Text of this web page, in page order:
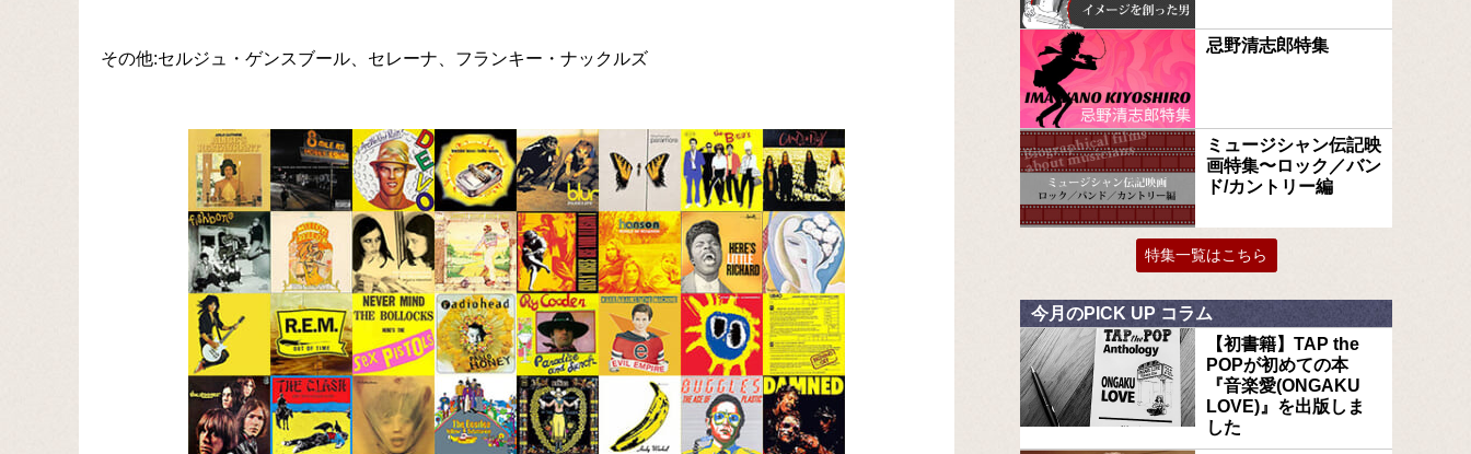
その他:セルジュ・ゲンスブール、セレーナ、フランキー・ナックルズ
忌野清志郎特集
ミュージシャン伝記映
画特集〜ロック／バン
ド/カントリー編
特集一覧はこちら
今月のPICK UP コラム
【初書籍】TAP the
POPが初めての本
『音楽愛(ONGAKU
LOVE)』を出版しま
した